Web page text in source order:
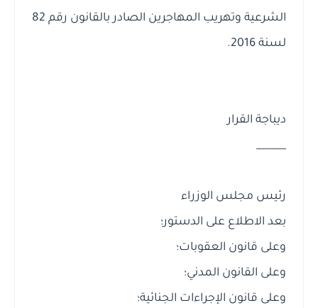
الشرعية وتهريب المهاجرين الصادر بالقانون رقم 82
لسنة 2016.
ديباجة القرار
______
رئيس مجلس الوزراء
بعد الاطلاع على الدستور؛
وعلى قانون العقوبات؛
وعلى القانون المدني؛
وعلى قانون الإجراءات الجنائية؛